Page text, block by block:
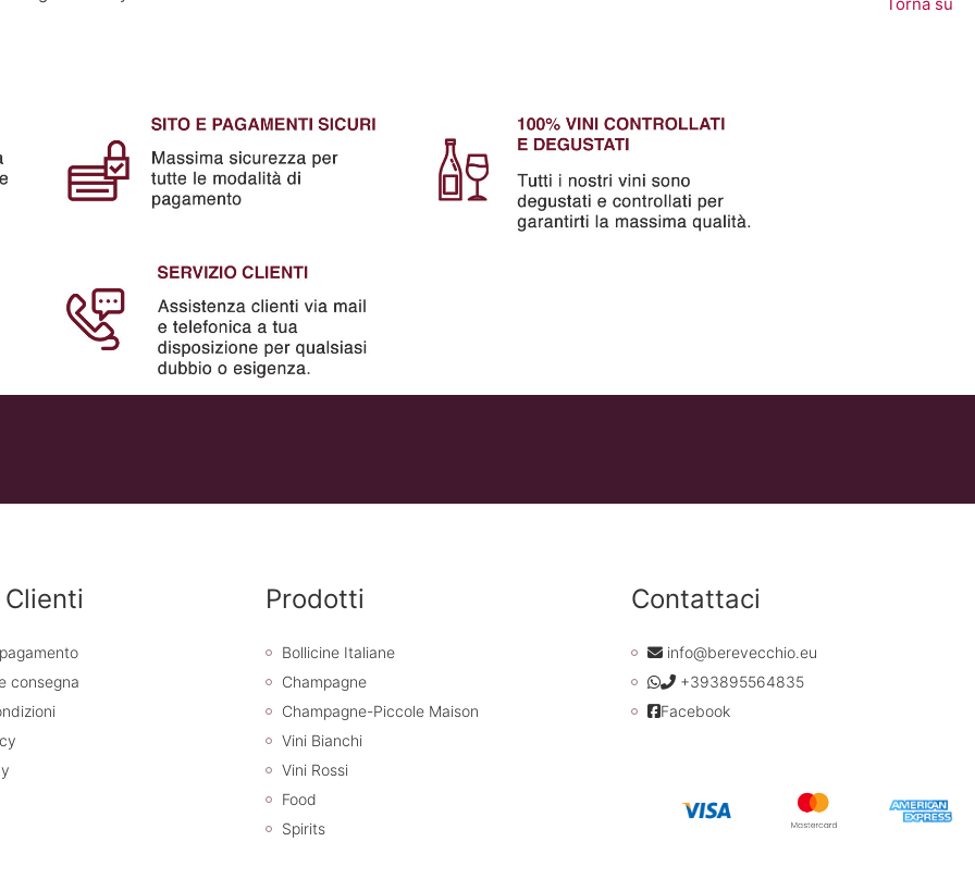
consegna
Prodotti
Bollicine Italiane
Champagne
Champagne-Piccole Maison
Vini Bianchi
Vini Rossi
Food
Spirits
Contattaci
info@berevecchio.eu
+393895564835
Facebook